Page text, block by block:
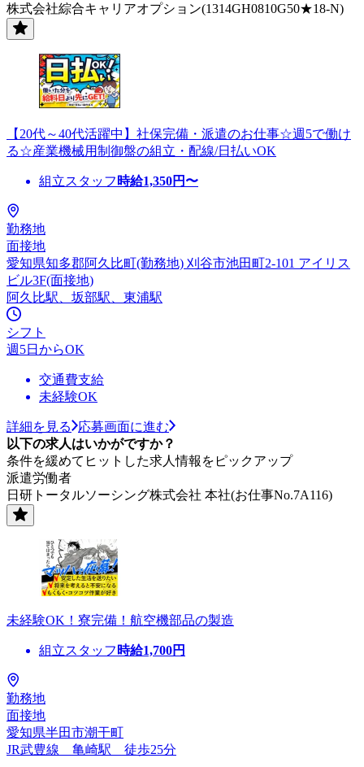
株式会社綜合キャリアオプション(1314GH0810G50★18-N)
【20代～40代活躍中】社保完備・派遣のお仕事☆週5で働け
る☆産業機械用制御盤の組立・配線/日払いOK
組立スタッフ 時給1,350円〜
勤務地
面接地
愛知県知多郡阿久比町(勤務地) 刈谷市池田町2-101 アイリス
ビル3F(面接地)
阿久比駅、坂部駅、東浦駅
シフト
週5日からOK
交通費支給
未経験OK
詳細を見る
応募画面に進む
以下の求人はいかがですか？
条件を緩めてヒットした求人情報をピックアップ
派遣労働者
日研トータルソーシング株式会社 本社(お仕事No.7A116)
未経験OK！寮完備！航空機部品の製造
組立スタッフ 時給1,700円
勤務地
面接地
愛知県半田市潮干町
JR武豊線 亀崎駅 徒歩25分